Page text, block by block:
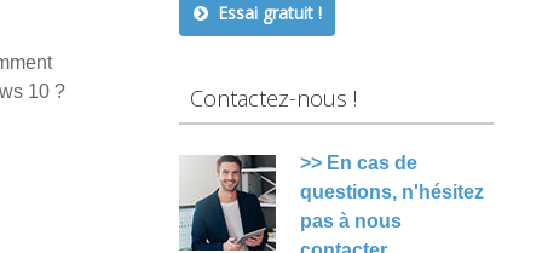
10 ?
Essai gratuit !
Contactez-nous !
>> En cas de
questions, n'hésitez
pas à nous